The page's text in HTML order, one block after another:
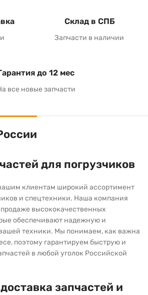
Склад в СПБ
Запчасти в наличии
до 12 мес
все новые запчасти
для погрузчиков
клиентам широкий ассортимент
и спецтехники. Наша компания
высококачественных
обеспечивают надежную и
техники. Мы понимаем, как важна
поэтому гарантируем быструю и
в любой уголок Российской
запчастей и